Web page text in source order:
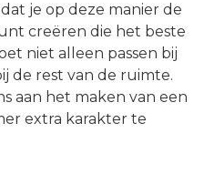
je op deze manier de
creëren die het beste
niet alleen passen bij
de rest van de ruimte.
aan het maken van een
extra karakter te